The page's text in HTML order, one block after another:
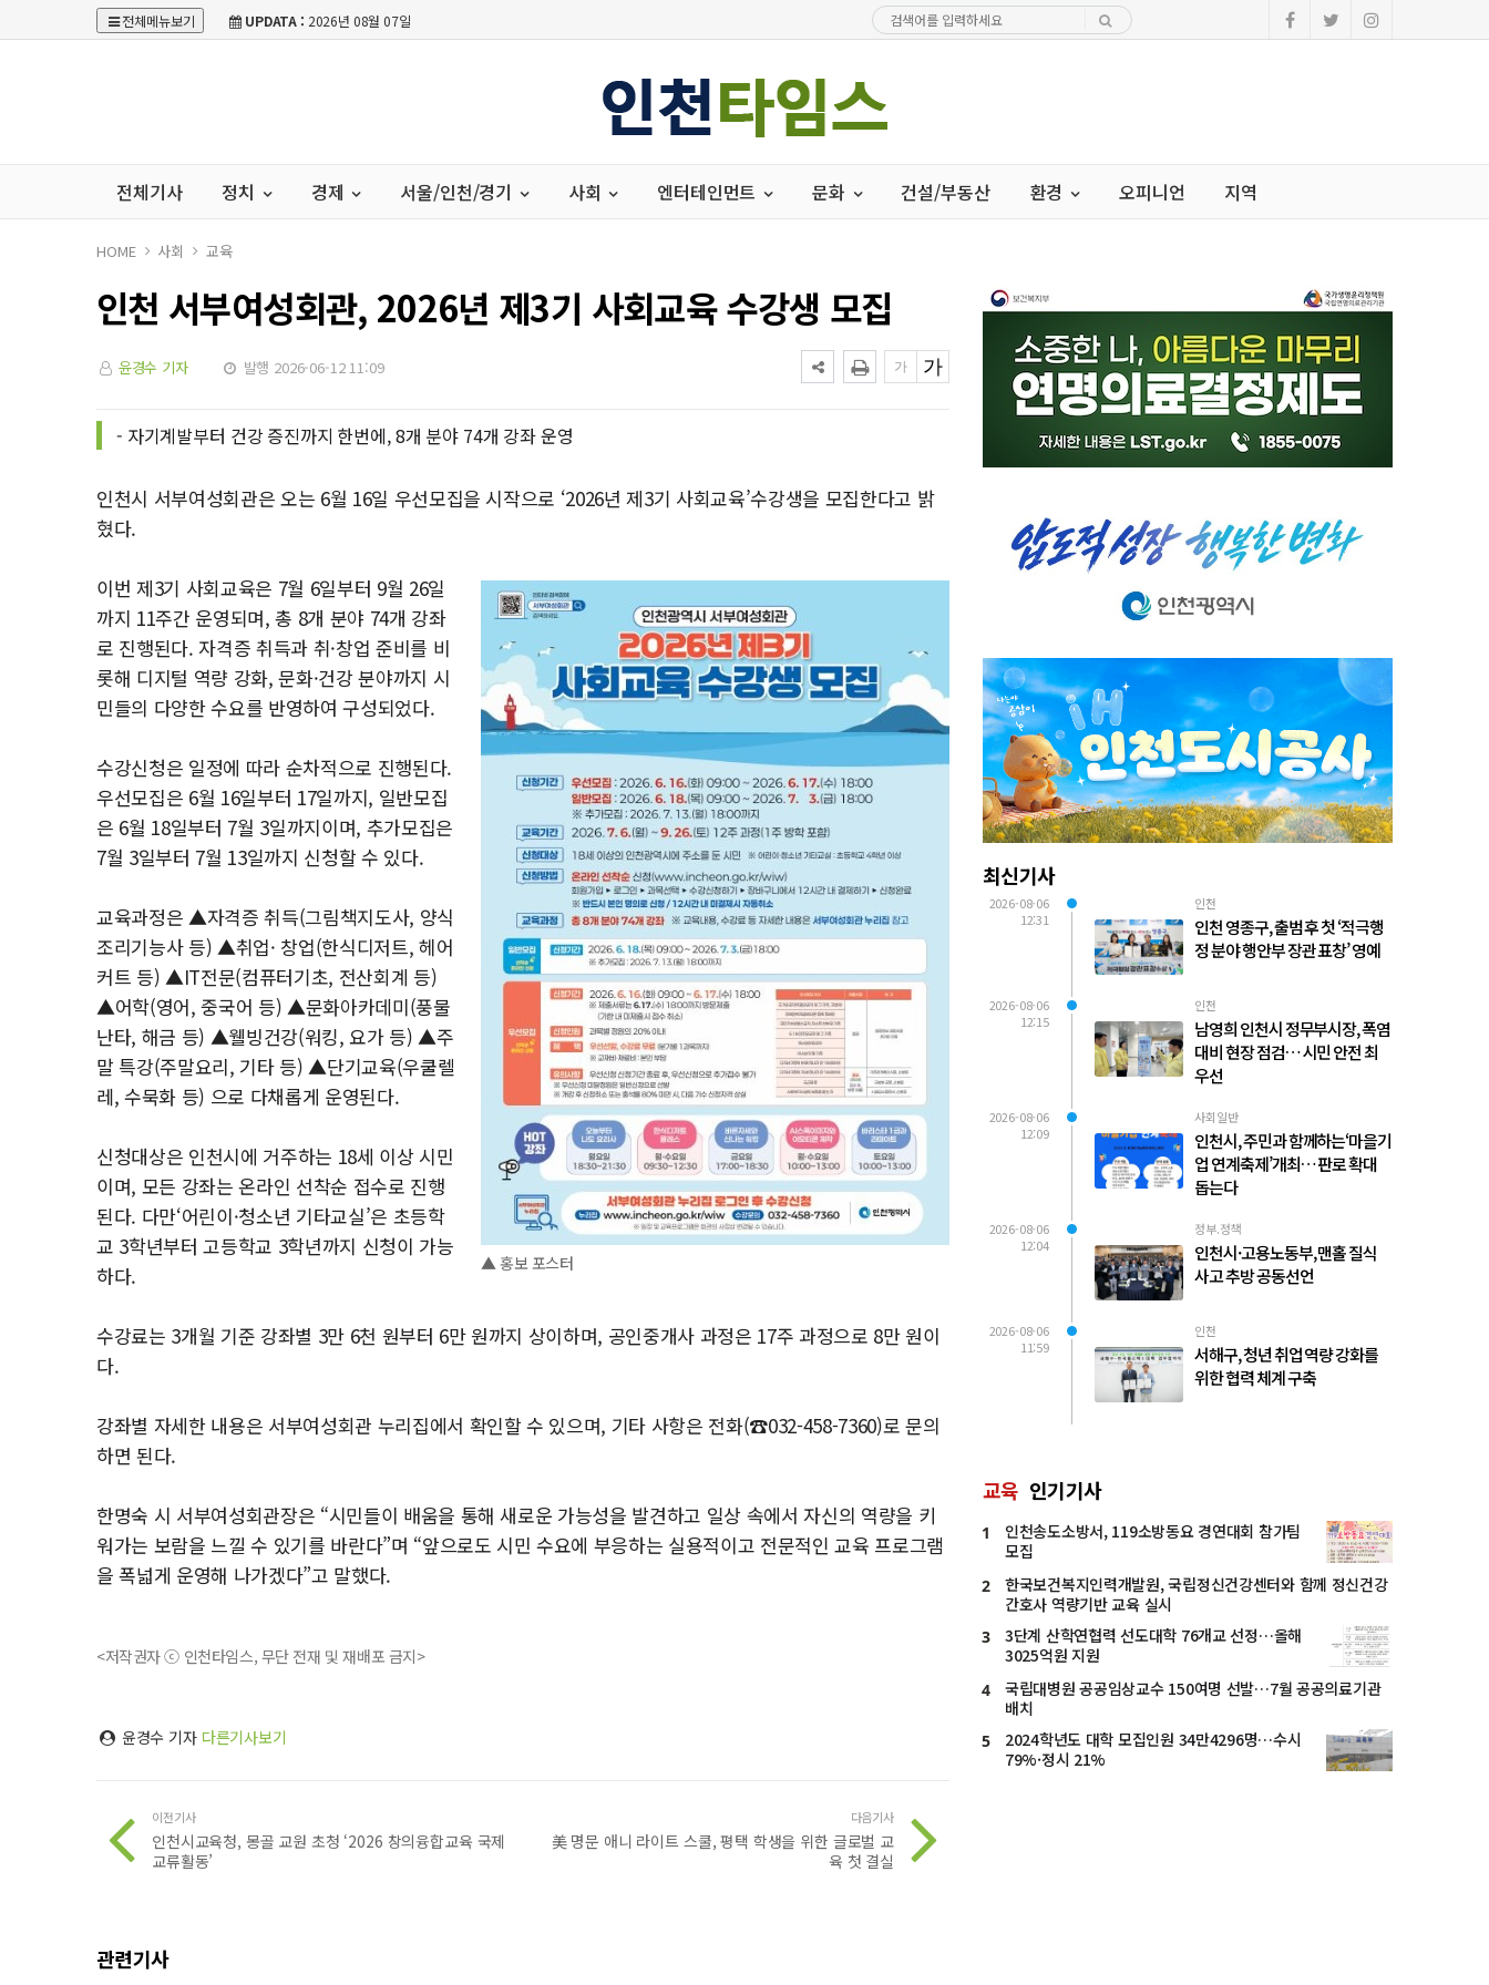
전체메뉴보기 UPDATA : 2026년 08월 07일
전체기사 정치 경제 서울/인천/경기 사회 엔터테인먼트 문화 건설/부동산 환경 오피니언 지역
HOME 사회 교육
인천 서부여성회관, 2026년 제3기 사회교육 수강생 모집
윤경수 기자 발행 2026-06-12 11:09
- 자기계발부터 건강 증진까지 한번에, 8개 분야 74개 강좌 운영
인천시 서부여성회관은 오는 6월 16일 우선모집을 시작으로 ‘2026년 제3기 사회교육’수강생을 모집한다고 밝
혔다.
▲ 홍보 포스터
이번 제3기 사회교육은 7월 6일부터 9월 26일
까지 11주간 운영되며, 총 8개 분야 74개 강좌
로 진행된다. 자격증 취득과 취·창업 준비를 비
롯해 디지털 역량 강화, 문화·건강 분야까지 시
민들의 다양한 수요를 반영하여 구성되었다.
수강신청은 일정에 따라 순차적으로 진행된다.
우선모집은 6월 16일부터 17일까지, 일반모집
은 6월 18일부터 7월 3일까지이며, 추가모집은
7월 3일부터 7월 13일까지 신청할 수 있다.
교육과정은 ▲자격증 취득(그림책지도사, 양식
조리기능사 등) ▲취업· 창업(한식디저트, 헤어
커트 등) ▲IT전문(컴퓨터기초, 전산회계 등)
▲어학(영어, 중국어 등) ▲문화아카데미(풍물
난타, 해금 등) ▲웰빙건강(워킹, 요가 등) ▲주
말 특강(주말요리, 기타 등) ▲단기교육(우쿨렐
레, 수묵화 등) 으로 다채롭게 운영된다.
신청대상은 인천시에 거주하는 18세 이상 시민
이며, 모든 강좌는 온라인 선착순 접수로 진행
된다. 다만‘어린이·청소년 기타교실’은 초등학
교 3학년부터 고등학교 3학년까지 신청이 가능
하다.
수강료는 3개월 기준 강좌별 3만 6천 원부터 6만 원까지 상이하며, 공인중개사 과정은 17주 과정으로 8만 원이
다.
강좌별 자세한 내용은 서부여성회관 누리집에서 확인할 수 있으며, 기타 사항은 전화(☎032-458-7360)로 문의
하면 된다.
한명숙 시 서부여성회관장은 “시민들이 배움을 통해 새로운 가능성을 발견하고 일상 속에서 자신의 역량을 키
워가는 보람을 느낄 수 있기를 바란다”며 “앞으로도 시민 수요에 부응하는 실용적이고 전문적인 교육 프로그램
을 폭넓게 운영해 나가겠다”고 말했다.
<저작권자 ⓒ 인천타임스, 무단 전재 및 재배포 금지>
윤경수 기자 다른기사보기
이전기사
인천시교육청, 몽골 교원 초청 ‘2026 창의융합교육 국제
교류활동’
다음기사
美 명문 애니 라이트 스쿨, 평택 학생을 위한 글로벌 교
육 첫 결실
관련기사
최신기사
2026-08-06
12:31
인천
인천 영종구, 출범 후 첫 ‘적극행
정 분야 행안부 장관 표창’ 영예
2026-08-06
12:15
인천
남영희 인천시 정무부시장, 폭염
대비 현장 점검… 시민 안전 최
우선
2026-08-06
12:09
사회일반
인천시, 주민과 함께하는‘마을기
업 연계축제’개최… 판로 확대
돕는다
2026-08-06
12:04
정부.정책
인천시·고용노동부, 맨홀 질식
사고 추방 공동선언
2026-08-06
11:59
인천
서해구, 청년 취업 역량 강화를
위한 협력 체계 구축
교육 인기기사
1
인천송도소방서, 119소방동요 경연대회 참가팀
모집
2
한국보건복지인력개발원, 국립정신건강센터와 함께 정신건강
간호사 역량기반 교육 실시
3
3단계 산학연협력 선도대학 76개교 선정…올해
3025억원 지원
4
국립대병원 공공임상교수 150여명 선발…7월 공공의료기관
배치
5
2024학년도 대학 모집인원 34만4296명…수시
79%·정시 21%